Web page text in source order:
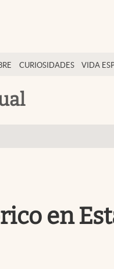
CURIOSIDADES VIDA
en